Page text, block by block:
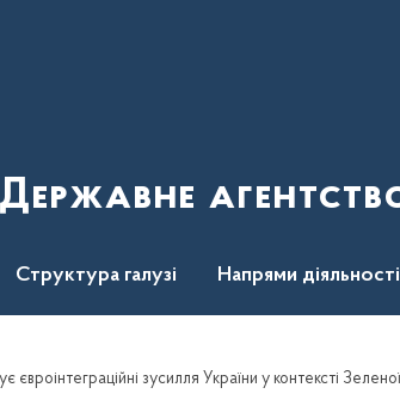
Державне
Структура галузі Напрями діяльності
євроінтеграційні зусилля України у контексті